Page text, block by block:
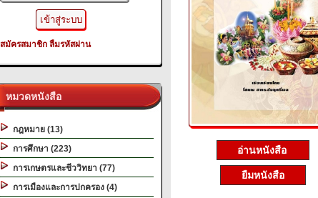
สมัครสมาชิก ลืมรหัสผ่าน
หมวดหนังสือ
กฎหมาย (13)
การศึกษา (223)
การเกษตรและชีววิทยา (77)
การเมืองและการปกครอง (4)
อ่านหนังสือ
ยืมหนังสือ